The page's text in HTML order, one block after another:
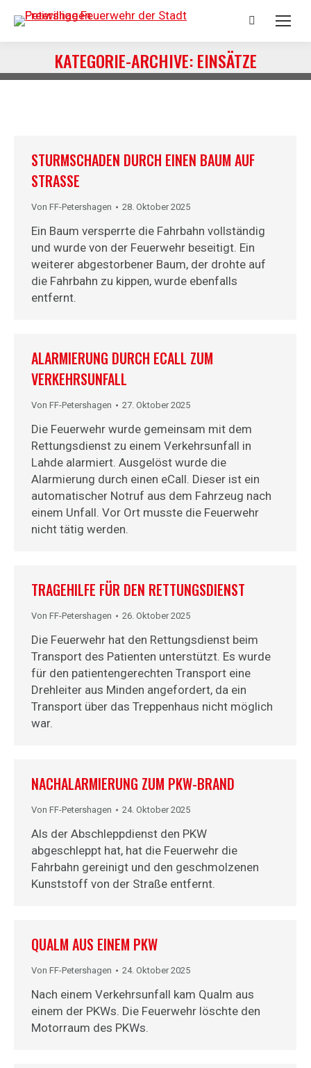
Suchen:
KATEGORIE-ARCHIVE:EINSÄTZE
Du bist hier:
STURMSCHADEN DURCH EINEN BAUM AUF
STRASSE
Von FF-Petershagen 28. Oktober 2025
Ein Baum versperrte die Fahrbahn vollständig
und wurde von der Feuerwehr beseitigt. Ein
weiterer abgestorbener Baum, der drohte auf
die Fahrbahn zu kippen, wurde ebenfalls
entfernt.
ALARMIERUNG DURCH ECALL ZUM
VERKEHRSUNFALL
Von FF-Petershagen 27. Oktober 2025
Die Feuerwehr wurde gemeinsam mit dem
Rettungsdienst zu einem Verkehrsunfall in
Lahde alarmiert. Ausgelöst wurde die
Alarmierung durch einen eCall. Dieser ist ein
automatischer Notruf aus dem Fahrzeug nach
einem Unfall. Vor Ort musste die Feuerwehr
nicht tätig werden.
TRAGEHILFE FÜR DEN RETTUNGSDIENST
Von FF-Petershagen 26. Oktober 2025
Die Feuerwehr hat den Rettungsdienst beim
Transport des Patienten unterstützt. Es wurde
für den patientengerechten Transport eine
Drehleiter aus Minden angefordert, da ein
Transport über das Treppenhaus nicht möglich
war.
NACHALARMIERUNG ZUM PKW-BRAND
Von FF-Petershagen 24. Oktober 2025
Als der Abschleppdienst den PKW
abgeschleppt hat, hat die Feuerwehr die
Fahrbahn gereinigt und den geschmolzenen
Kunststoff von der Straße entfernt.
QUALM AUS EINEM PKW
Von FF-Petershagen 24. Oktober 2025
Nach einem Verkehrsunfall kam Qualm aus
einem der PKWs. Die Feuerwehr löschte den
Motorraum des PKWs.